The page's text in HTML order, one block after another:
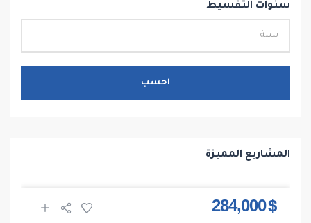
سنوات التقسيط
احسب
المشاريع المميزة
$ 284,000